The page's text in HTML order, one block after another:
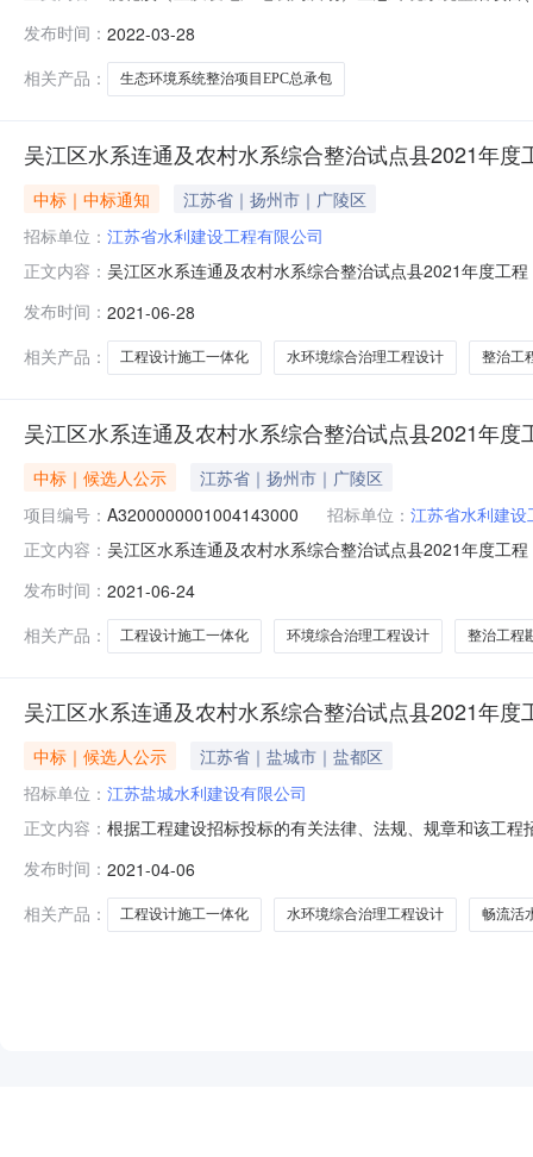
间:MonMar2809:15:22CST2022,投标人名称:北京高能
发布时间： 2022-03-28
相关产品：
生态环境系统整治项目EPC总承包
吴江区水系连通及农村水系综合整治试点县2021年
中标｜中标通知
江苏省｜扬州市｜广陵区
招标单位： 江苏省水利建设工程有限公司
正文内容： 吴江区水系连通及农村水系综合整治试点县2021年度工
第二中标候选人第三中标候选人投标人名称中建八局环
院（集团）有限公司)上海石洞口围堤开发
发布时间： 2021-06-28
相关产品：
工程设计施工一体化 水环境综合治理工程设计 整治工
吴江区水系连通及农村水系综合整治试点县2021年
中标｜候选人公示
江苏省｜扬州市｜广陵区
项目编号： A3200000001004143000 招标单位： 江苏省水利建
正文内容： 吴江区水系连通及农村水系综合整治试点县2021年度工
已经确定，现将评标结果公示如下：一、评标结果情况
计研究院
发布时间： 2021-06-24
相关产品：
工程设计施工一体化 环境综合治理工程设计 整治工程
吴江区水系连通及农村水系综合整治试点县2021年
中标｜候选人公示
江苏省｜盐城市｜盐都区
招标单位： 江苏盐城水利建设有限公司
正文内容： 根据工程建设招标投标的有关法律、法规、规章和该工
利规划设计研究院有限公司,启迪设计集团股份有限公司)
集团有限公司(副联单位：江苏省城市规
发布时间： 2021-04-06
相关产品：
工程设计施工一体化 水环境综合治理工程设计 畅流活